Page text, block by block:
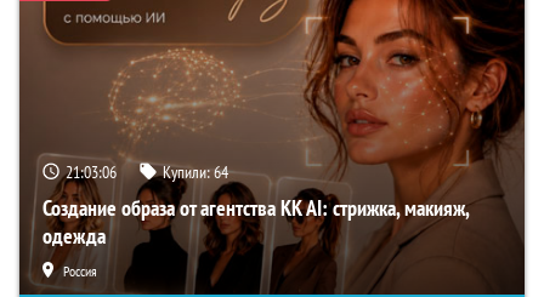
21:03:05 Купили:64
Создание образа от агентства KK AI: стрижка, макияж,
одежда
Россия